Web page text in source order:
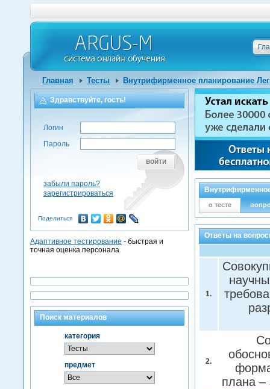
Главная Тесты Внутрифирменное планирование
о тесте
Ответы на
1.
2.
плана –
Здравствуйте, гость!
Логин
Пароль
войти
забыли пароль?
зарегистрироваться
Поделиться
Адаптивное тестирование - быстрая и
точная оценка персонала
Поиск материалов
категория
предмет